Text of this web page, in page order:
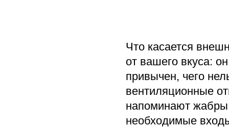
Что касается
от вашего вкуса:
привычен, чего
вентиляционные
напоминают
необходимые